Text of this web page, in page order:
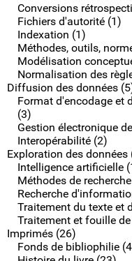
Conversions
Fichiers d'autorité (1)
Indexation (1)
Méthodes, outils,
Modélisation
Normalisation des
Diffusion des données
Format d'encodage et
(3)
Gestion électronique
Interopérabilité (2)
Exploration des données
Intelligence artificielle
Méthodes de
Recherche
Traitement du texte et
Traitement et fouille
Imprimés (26)
Fonds de bibliophilie